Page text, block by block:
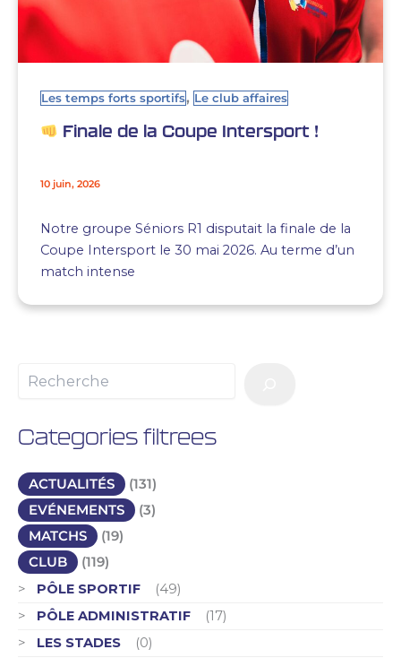
Les temps forts sportifs, Le club affaires
Finale de la Coupe Intersport !
10 juin, 2026
Notre groupe Séniors R1 disputait la finale de la
Coupe Intersport le 30 mai 2026. Au terme d’un
match intense
Categories filtrees
ACTUALITÉS
(131)
EVÉNEMENTS
(3)
MATCHS
(19)
CLUB
(119)
PÔLE SPORTIF
(49)
PÔLE ADMINISTRATIF
(17)
LES STADES
(0)